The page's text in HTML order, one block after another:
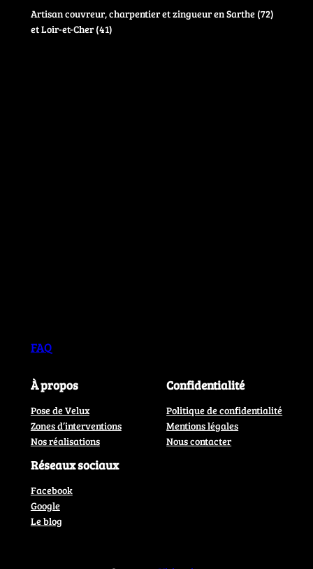
Artisan couvreur, charpentier et zingueur en Sarthe (72)
et Loir-et-Cher (41)
FAQ
À propos
Pose de Velux
Zones d’interventions
Nos réalisations
Confidentialité
Politique de confidentialité
Mentions légales
Nous contacter
Réseaux sociaux
Facebook
Google
Le blog